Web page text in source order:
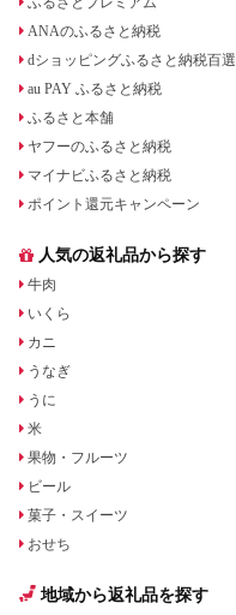
ANAのふるさと納税
dショッピングふるさと納税百選
au PAY ふるさと納税
ふるさと本舗
ヤフーのふるさと納税
マイナビふるさと納税
ポイント還元キャンペーン
人気の返礼品から探す
牛肉
いくら
カニ
うなぎ
うに
米
果物・フルーツ
ビール
菓子・スイーツ
おせち
地域から返礼品を探す